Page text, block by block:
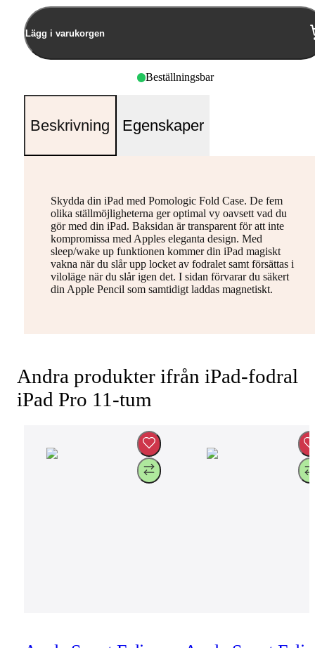
Lägg i varukorgen
Beställningsbar
Beskrivning Egenskaper
Skydda din iPad med Pomologic Fold Case. De fem
olika ställmöjligheterna ger optimal vy oavsett vad du
gör med din iPad. Baksidan är transparent för att inte
kompromissa med Apples eleganta design. Med
sleep/wake up funktionen kommer din iPad magiskt
vakna när du slår upp locket av fodralet samt försättas i
viloläge när du slår igen det. I sidan förvarar du säkert
din Apple Pencil som samtidigt laddas magnetiskt.
Andra produkter ifrån iPad-fodral
iPad Pro 11-tum